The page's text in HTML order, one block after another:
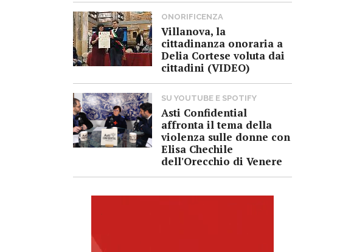
ONORIFICENZA
Villanova, la
cittadinanza onoraria a
Delia Cortese voluta dai
cittadini (VIDEO)
SU YOUTUBE E SPOTIFY
Asti Confidential
affronta il tema della
violenza sulle donne con
Elisa Chechile
dell'Orecchio di Venere